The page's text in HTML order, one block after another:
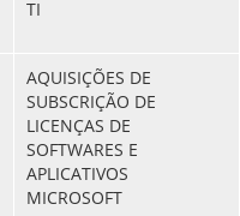
TI
AQUISIÇÕES DE
SUBSCRIÇÃO DE
LICENÇAS DE
SOFTWARES E
APLICATIVOS
MICROSOFT